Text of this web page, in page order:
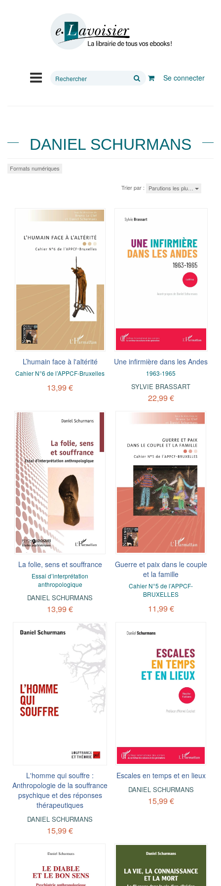
Rechercher
Se connecter
DANIEL SCHURMANS
Formats numériques
Trier par : Parutions les plu…
L’humain face à l'altérité
Cahier N°6 de l’APPCF-Bruxelles
13,99 €
Une infirmière dans les Andes
1963-1965
SYLVIE BRASSART
22,99 €
La folie, sens et souffrance
Essai d’interprétation
anthropologique
DANIEL SCHURMANS
13,99 €
Guerre et paix dans le couple
et la famille
Cahier N°5 de l’APPCF-
BRUXELLES
11,99 €
L'homme qui souffre :
Anthropologie de la souffrance
psychique et des réponses
thérapeutiques
DANIEL SCHURMANS
15,99 €
Escales en temps et en lieux
DANIEL SCHURMANS
15,99 €